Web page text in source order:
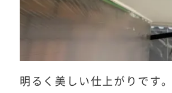
明るく美しい仕上がりです